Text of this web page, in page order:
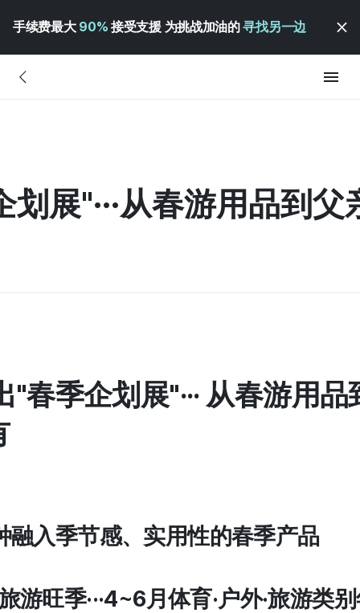
手续费最大 90% 接受支援 为挑战加油的寻找另一边
展"···从春游用品到
春季企划展"··· 从春游用品
入季节感、实用性的春季产品
游旺季···4~6月体育·户外·旅游类